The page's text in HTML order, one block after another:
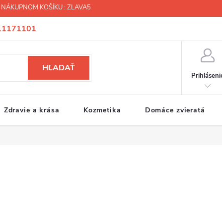
KOŠÍKU : ZLAVA5
HĽADAŤ
Zdravie a krása Kozmetika Domáce zvieratá